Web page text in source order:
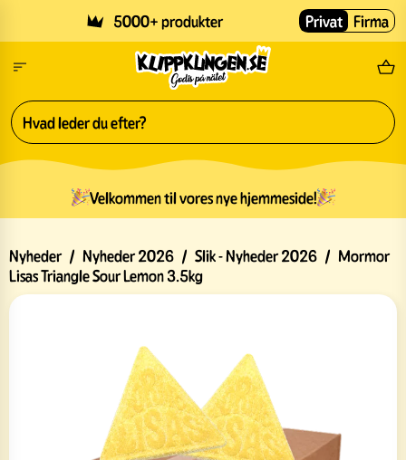
5000+ produkter Privat Firma
Velkommen til vores nye hjemmeside!
Nyheder / Nyheder 2026 / Slik - Nyheder 2026 / Mormor
Lisas Triangle Sour Lemon 3.5kg